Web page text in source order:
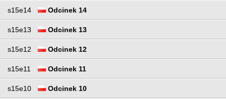
s15e14 Odcinek 14
s15e13 Odcinek 13
s15e12 Odcinek 12
s15e11 Odcinek 11
s15e10 Odcinek 10